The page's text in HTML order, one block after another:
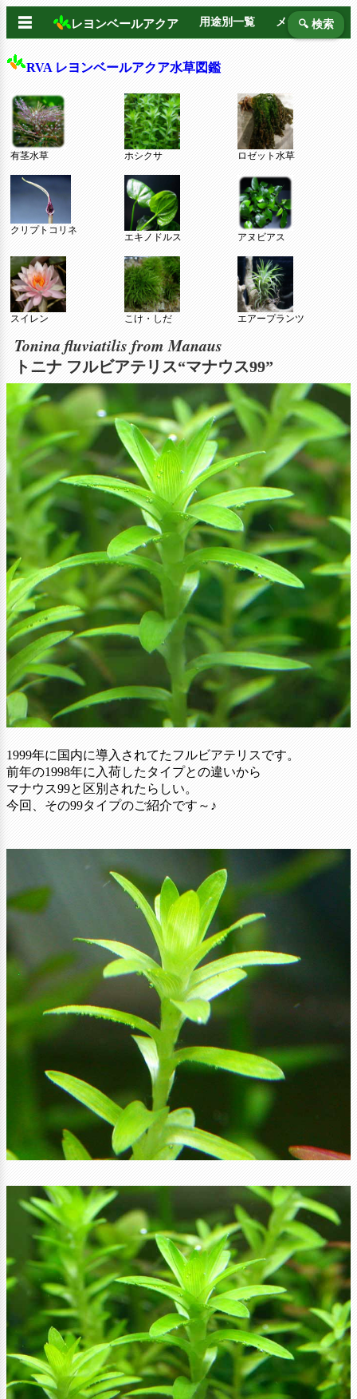
☰ レヨンベールアクア 用途別一覧 メーカー別
🔍 検索
RVA レヨンベールアクア水草図鑑
有茎水草 ホシクサ ロゼット水草
クリプトコリネ
エキノドルス アヌビアス
スイレン こけ・しだ エアープランツ
Tonina fluviatilis from Manaus
トニナ フルビアテリス“マナウス99”
1999年に国内に導入されてたフルビアテリスです。
前年の1998年に入荷したタイプとの違いから
マナウス99と区別されたらしい。
今回、その99タイプのご紹介です～♪